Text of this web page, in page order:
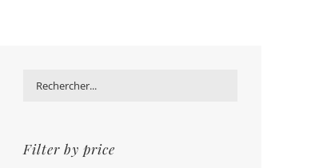
Filter by price